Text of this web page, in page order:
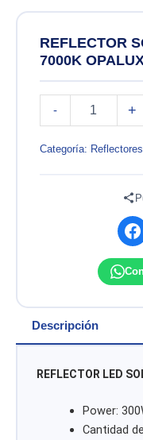
REFLECTOR
7000K
-
REFLECTOR
300W
+
Categoría:
Descripción
REFLECTOR LED
Power:
Cantidad